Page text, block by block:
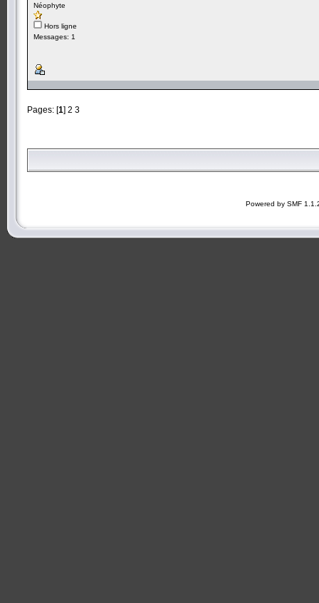
Néophyte
Hors ligne
Messages: 1
Pages: [1] 2 3
Powered by SMF